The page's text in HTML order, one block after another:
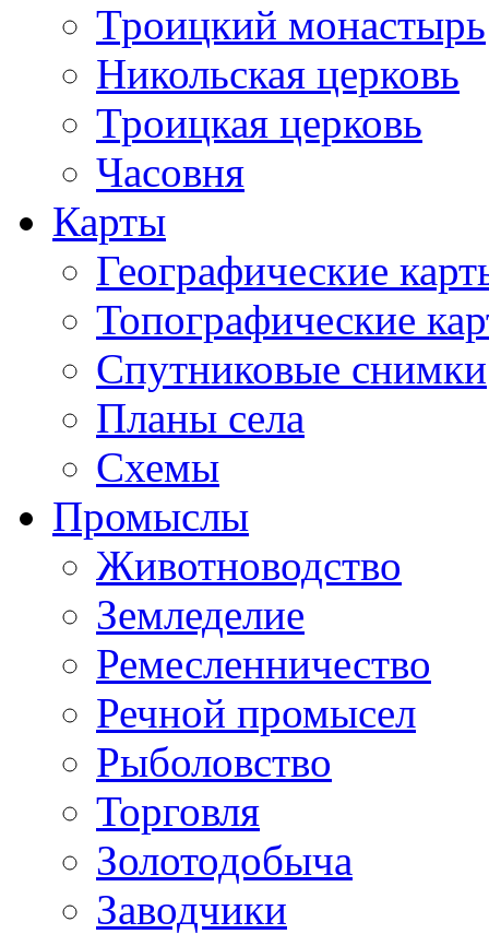
Троицкий монастырь
Никольская церковь
Троицкая церковь
Часовня
Карты
Географические
Топографические
Спутниковые снимки
Планы села
Схемы
Промыслы
Животноводство
Земледелие
Ремесленничество
Речной промысел
Рыболовство
Торговля
Золотодобыча
Заводчики